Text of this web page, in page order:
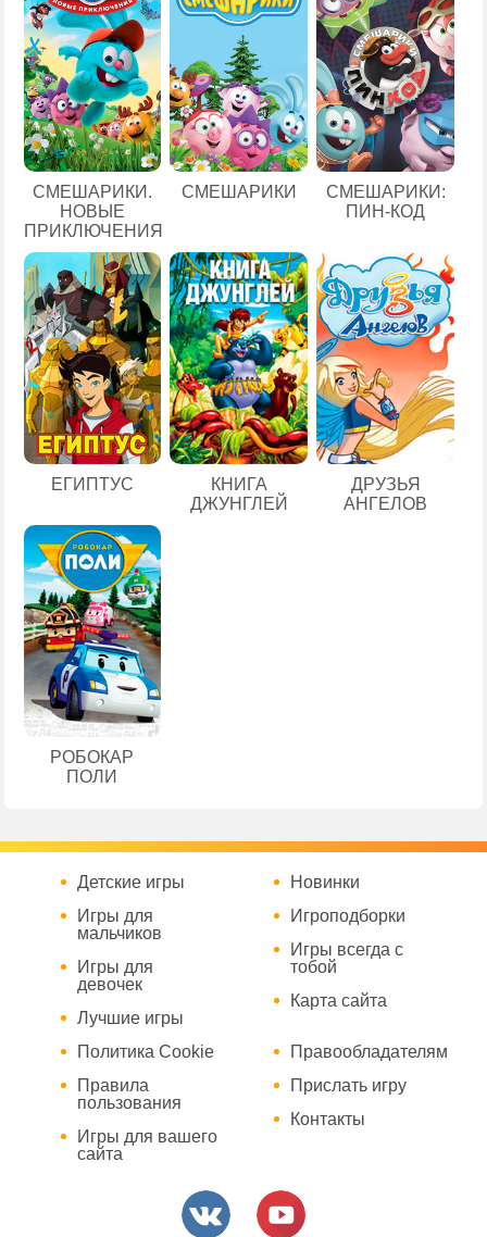
СМЕШАРИКИ.
НОВЫЕ
ПРИКЛЮЧЕНИЯ
СМЕШАРИКИ
СМЕШАРИКИ:
ПИН-КОД
ЕГИПТУС
КНИГА
ДЖУНГЛЕЙ
ДРУЗЬЯ
АНГЕЛОВ
РОБОКАР
ПОЛИ
Детские игры
Игры для
мальчиков
Игры для
девочек
Лучшие игры
Новинки
Игроподборки
Игры всегда с
тобой
Карта сайта
Политика Cookie
Правила
пользования
Игры для вашего
сайта
Правообладателям
Прислать игру
Контакты